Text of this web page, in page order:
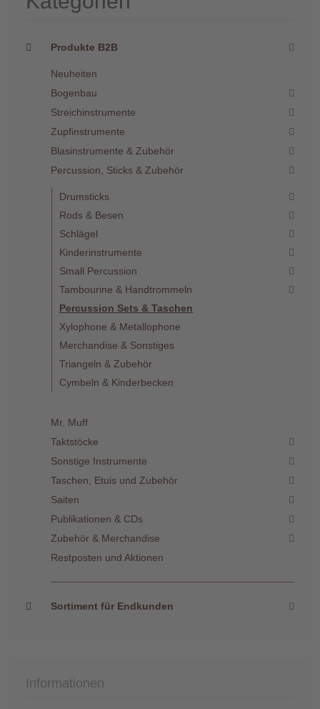
Produkte B2B
Neuheiten
Bogenbau
Streichinstrumente
Zupfinstrumente
Blasinstrumente & Zubehör
Percussion, Sticks & Zubehör
Drumsticks
Rods & Besen
Schlägel
Kinderinstrumente
Small Percussion
Tambourine & Handtrommeln
Percussion Sets & Taschen
Xylophone & Metallophone
Merchandise & Sonstiges
Triangeln & Zubehör
Cymbeln & Kinderbecken
Mr. Muff
Taktstöcke
Sonstige Instrumente
Taschen, Etuis und Zubehör
Saiten
Publikationen & CDs
Zubehör & Merchandise
Restposten und Aktionen
Sortiment für Endkunden
Informationen